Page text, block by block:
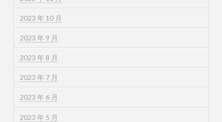
2023 年 10 月
2023 年 9 月
2023 年 8 月
2023 年 7 月
2023 年 6 月
2023 年 5 月